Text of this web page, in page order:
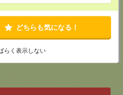
どちらも気になる！
らく表示しない
円分をプレゼント中★